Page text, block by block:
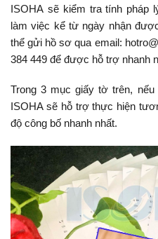
ISOHA sẽ kiểm tra tính pháp
làm việc kể từ ngày nhận
thể gửi hồ sơ qua email:
384 449 để được hỗ trợ nhanh
Trong 3 mục giấy tờ trên,
ISOHA sẽ hỗ trợ thực hiện
độ công bố nhanh nhất.